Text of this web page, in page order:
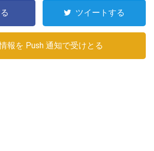
ツイートする
報を Push 通知で受けとる